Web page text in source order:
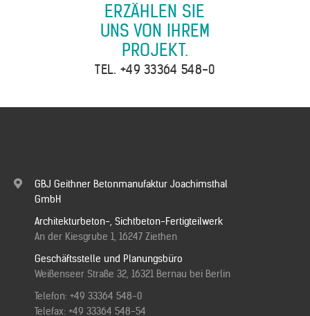
ERZÄHLEN SIE
UNS VON IHREM
PROJEKT.
TEL. +49 33364 548-0
GBJ Geithner Betonmanufaktur Joachimsthal
GmbH
Architekturbeton-, Sichtbeton-Fertigteilwerk
An der Kiesgrube 1, 16247 Ziethen
Geschäftsstelle und Planungsbüro
Weißenseer Straße 32, 16321 Bernau bei Berlin
Telefon: +49 33364 548-0
Telefax: +49 33364 548-54